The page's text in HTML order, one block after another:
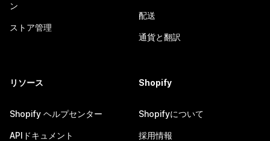
ン
ストア管理
配送
通貨と翻訳
リソース
Shopify ヘルプセンター
APIドキュメント
Shopify
Shopifyについて
採用情報